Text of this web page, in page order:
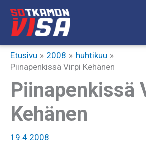
Siirry
sisältöön
Etusivu 2008
huhtikuu
Piinapenkissä Virpi Kehänen
Piinapenkissä
Kehänen
19.4.2008